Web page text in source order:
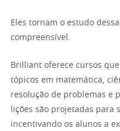
Eles tornam o estudo
compreensível.
Brilliant oferece cursos
tópicos em matemática,
resolução de problemas e
lições são projetadas para
incentivando os alunos a